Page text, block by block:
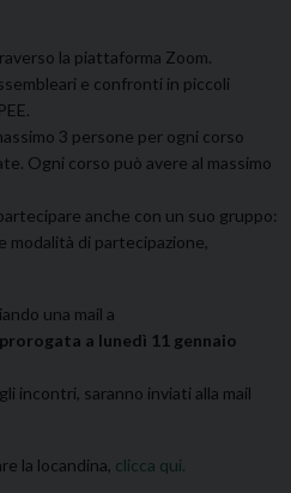
la piattaforma Zoom.
e confronti in piccoli
3 persone per ogni corso
Ogni corso può avere al massimo
anche con un suo gruppo:
modalità di partecipazione,
una mail a
prorogata a lunedì 11 gennaio
incontri, saranno inviati alla mail
la locandina, clicca qui.